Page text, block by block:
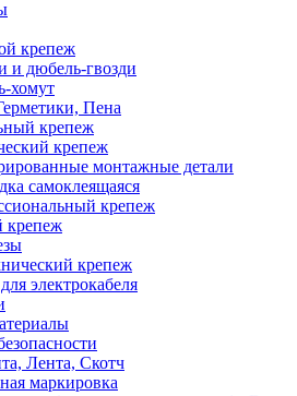
крепеж
и дюбель-гвозди
хомут
Пена
крепеж
крепеж
монтажные детали
самоклеящаяся
крепеж
крепеж
крепеж
электрокабеля
Лента, Скотч
маркировка